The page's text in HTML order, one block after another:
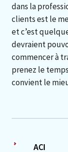
dans la
clients est le
et c’est
devraient
commencer à
prenez le
convient le
ACI